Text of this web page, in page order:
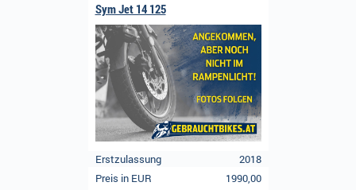
Sym Jet 14 125
Erstzulassung
2018
Preis in EUR
1990,00